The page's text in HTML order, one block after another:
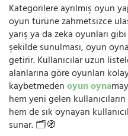
Kategorilere ayrılmış oyun
oyun türüne zahmetsizce
yarış ya da zeka oyunları
şekilde sunulması, oyun
getirir. Kullanıcılar uzun
alanlarına göre oyunları
kaybetmedenoyun oyna
hem yeni gelen
hem de sık oynayan
sunar. 🗂️🧭